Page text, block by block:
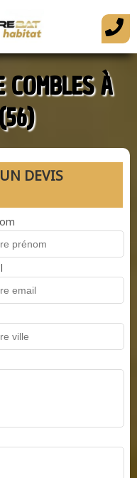
COMBLES À
DEVIS